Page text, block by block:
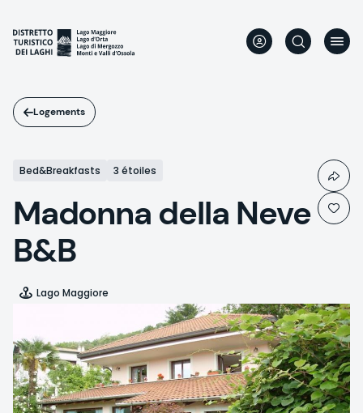
contenu
principal
Logements
Bed&Breakfasts 3 étoiles
Madonna della Neve
B&B
Lago Maggiore